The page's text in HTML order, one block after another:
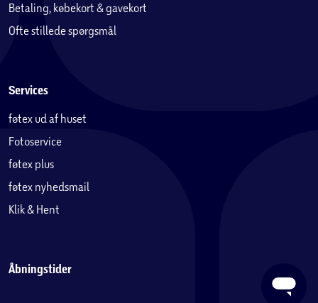
Betaling, købekort & gavekort
Ofte stillede spørgsmål
Services
føtex ud af huset
Fotoservice
føtex plus
føtex nyhedsmail
Klik & Hent
Åbningstider